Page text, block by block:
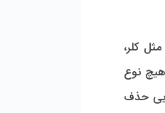
کلر،
نوع
حذف